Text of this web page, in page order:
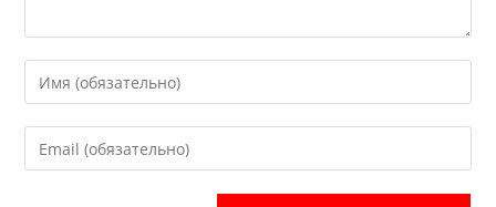
Введите
свое
имя
или
Введите
свой